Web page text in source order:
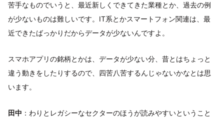
苦手なものでいうと、最近新しくできてきた業種とか、過去の例
が少ないものは難しいです。IT系とかスマートフォン関連は、最
近できたばっかりだからデータが少ないんですよ。
スマホアプリの銘柄とかは、データが少ない分、昔とはちょっと
違う動きをしたりするので、四苦八苦するんじゃないかなとは思
います。
田中 ：わりとレガシーなセクターのほうが読みやすいということ